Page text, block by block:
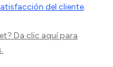
del cliente.
Da clic aquípara